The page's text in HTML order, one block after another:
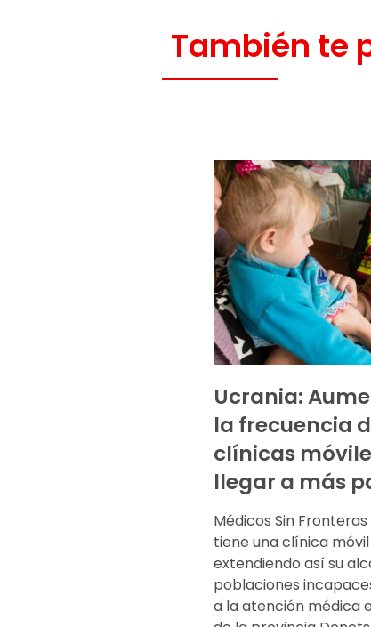
También te
Ucrania:
la frecuencia
clínicas
llegar a más
Médicos Sin
tiene una clínica
extendiendo así su
poblaciones
a la atención médica